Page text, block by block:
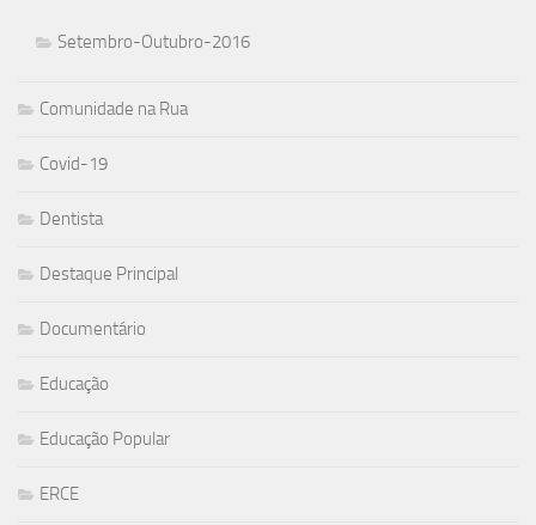
Setembro-Outubro-2016
Comunidade na Rua
Covid-19
Dentista
Destaque Principal
Documentário
Educação
Educação Popular
ERCE